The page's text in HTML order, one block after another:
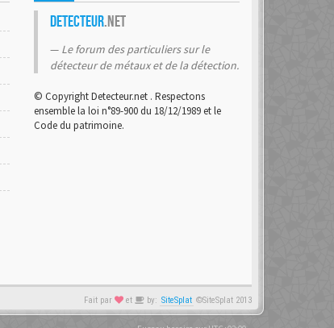
Detecteur.net
Le forum des particuliers sur le
détecteur de métaux et de la détection.
© Copyright Detecteur.net . Respectons
ensemble la loi n°89-900 du 18/12/1989 et le
Code du patrimoine.
Fait par et by: SiteSplat ©SiteSplat 2013